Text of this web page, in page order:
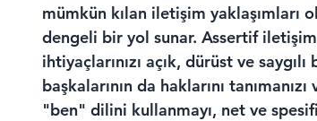
mümkün kılan iletişim yaklaşımları
dengeli bir yol sunar. Assertif
ihtiyaçlarınızı açık, dürüst ve
başkalarının da haklarını
"ben" dilini kullanmayı, net ve